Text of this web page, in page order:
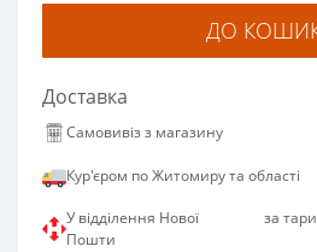
ДО
Доставка
Самовивіз з магазину
Кур'єром по Житомиру та області
У відділення Нової
Пошти
за